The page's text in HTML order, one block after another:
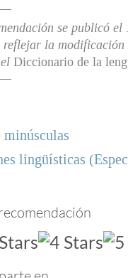
se publicó el
reflejar la modificación
Diccionario de la
minúsculas
lingüísticas